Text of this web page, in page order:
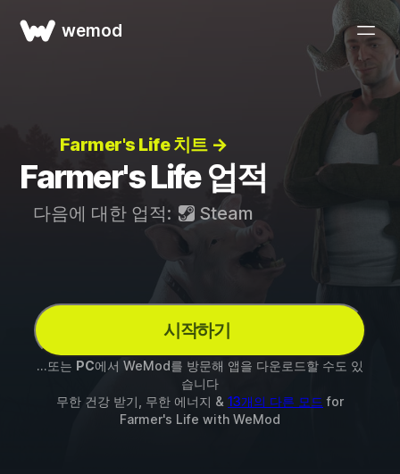
wemod
Farmer's Life 치트 →
Farmer's Life 업적
다음에 대한 업적: Steam
시작하기
...또는 PC에서 WeMod를 방문해 앱을 다운로드할 수도 있
습니다
무한 건강 받기, 무한 에너지 & 13개의 다른 모드 for
Farmer's Life with WeMod